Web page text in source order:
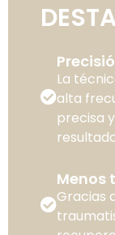
La
alta
precisa
Menos
Gracias